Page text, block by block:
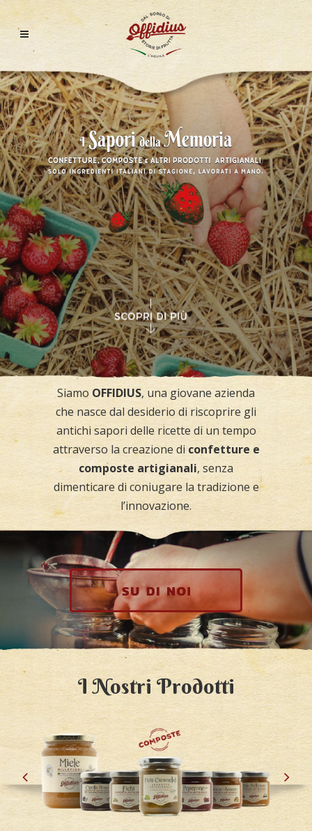
Siamo OFFIDIUS, una giovane azienda
che nasce dal desiderio di riscoprire gli
antichi sapori delle ricette di un tempo
attraverso la creazione diconfetture e
composte artigianali, senza
dimenticare di coniugare la tradizione e
l’innovazione.
I Nostri Prodotti